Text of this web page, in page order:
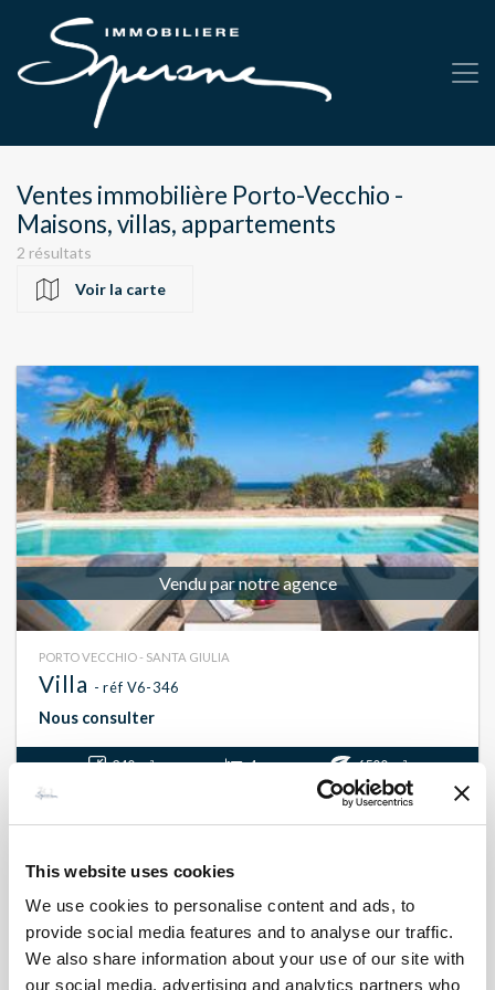
This website uses cookies
We use cookies to personalise content and ads, to
provide social media features and to analyse our traffic.
We also share information about your use of our site with
our social media, advertising and analytics partners who
Ventes immobilière Porto-Vecchio -
Maisons, villas, appartements
2 résultats
Voir la carte
Vendu par notre agence
PORTO VECCHIO - SANTA GIULIA
Villa - réf V6-346
Nous consulter
240 m² 4 6500 m²